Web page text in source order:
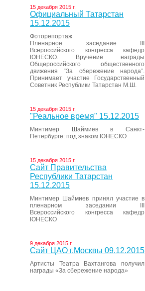
15 декабря 2015 г.
Официальный Татарстан
15.12.2015
Фоторепортаж
Пленарное заседание III
Всероссийского конгресса кафедр
ЮНЕСКО. Вручение награды
Общероссийского общественного
движения “За сбережение народа”.
Принимает участие Государственный
Советник Республики Татарстан М.Ш.
15 декабря 2015 г.
"Реальное время" 15.12.2015
Минтимер Шаймиев в Санкт-
Петербурге: под знаком ЮНЕСКО
15 декабря 2015 г.
Сайт Правительства
Республики Татарстан
15.12.2015
Минтимер Шаймиев принял участие в
пленарном заседании III
Всероссийского конгресса кафедр
ЮНЕСКО
9 декабря 2015 г.
Сайт ЦАО г.Москвы 09.12.2015
Артисты Театра Вахтангова получил
награды «За сбережение народа»